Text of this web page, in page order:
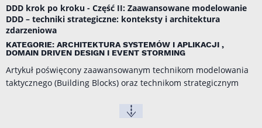
DDD krok po kroku - Część II: Zaawansowane modelowanie
DDD – techniki strategiczne: konteksty i architektura
zdarzeniowa
KATEGORIE: ARCHITEKTURA SYSTEMÓW I APLIKACJI ,
DOMAIN DRIVEN DESIGN I EVENT STORMING
Artykuł poświęcony zaawansowanym technikom modelowania
taktycznego (Building Blocks) oraz technikom strategicznym